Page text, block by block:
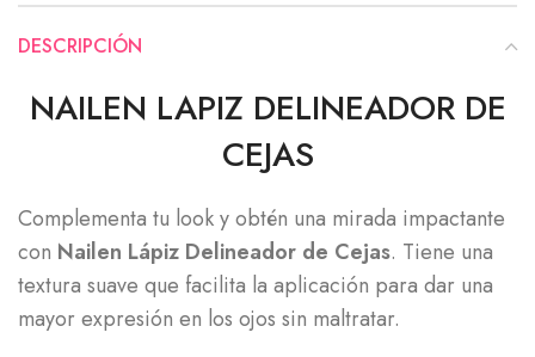
DESCRIPCIÓN
NAILEN LAPIZ DELINEADOR DE
CEJAS
Complementa tu look y obtén una mirada impactante
con Nailen Lápiz Delineador de Cejas. Tiene una
textura suave que facilita la aplicación para dar una
mayor expresión en los ojos sin maltratar.